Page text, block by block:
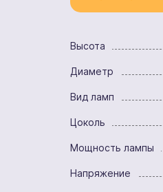
Высота
Диаметр
Вид ламп
Цоколь
Мощность лампы
Напряжение